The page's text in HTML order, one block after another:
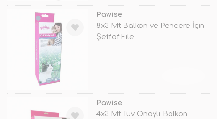
Pawise
8x3 Mt Balkon ve Pencere İçin
Şeffaf File
Pawise
4x3 Mt Tüv Onaylı Balkon